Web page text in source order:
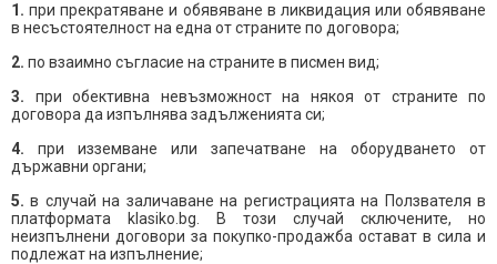
1. при прекратяване и обявяване в ликвидация или обявяване
в несъстоятелност на една от страните по договора;
2. по взаимно съгласие на страните в писмен вид;
3. при обективна невъзможност на някоя от страните по
договора да изпълнява задълженията си;
4. при изземване или запечатване на оборудването от
държавни органи;
5. в случай на заличаване на регистрацията на Ползвателя в
платформата klasiko.bg. В този случай сключените, но
неизпълнени договори за покупко-продажба остават в сила и
подлежат на изпълнение;